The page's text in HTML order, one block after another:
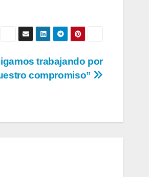
trabajando por
compromiso”